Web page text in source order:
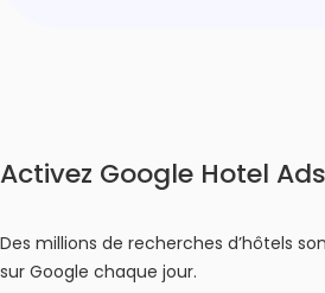
Activez Google Hotel Ads
Des millions de recherches d’hôtels
sur Google chaque jour.